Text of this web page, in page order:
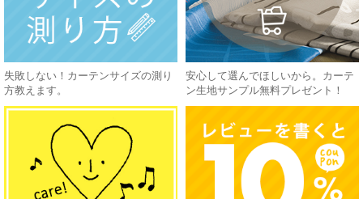
失敗しない！カーテンサイズの測り
方教えます。
安心して選んでほしいから。カーテ
ン生地サンプル無料プレゼント！